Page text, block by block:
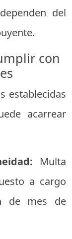
dependen del
con
establecidas
acarrear
Multa
a cargo
de mes de